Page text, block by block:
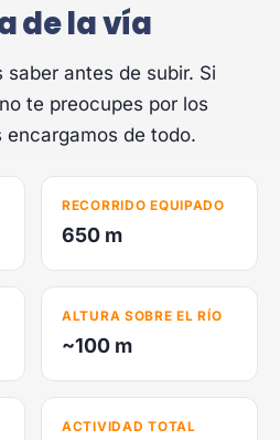
de la vía
antes de subir. Si
te preocupes por los
de todo.
RECORRIDO EQUIPADO
650 m
ALTURA SOBRE EL RÍO
~100 m
ACTIVIDAD TOTAL